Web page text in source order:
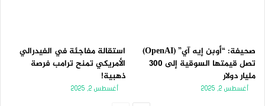
صحيفة: “أوبن إيه آي” (OpenAI)
تصل قيمتها السوقية إلى 300
مليار دولار
أغسطس 2, 2025
استقالة مفاجئة في الفيدرالي
الأمريكي تمنح ترامب فرصة
ذهبية!
أغسطس 2, 2025